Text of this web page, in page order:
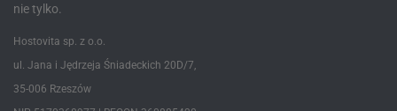
nie tylko.
Hostovita sp. z o.o.
ul. Jana i Jędrzeja Śniadeckich 20D/7,
35-006 Rzeszów